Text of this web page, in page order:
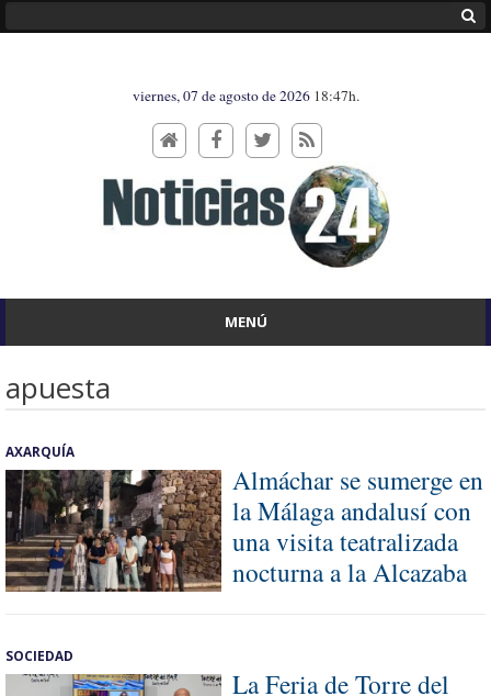
viernes, 07 de agosto de 2026 18:47h.
MENÚ
apuesta
AXARQUÍA
Almáchar se sumerge en
la Málaga andalusí con
una visita teatralizada
nocturna a la Alcazaba
SOCIEDAD
La Feria de Torre del